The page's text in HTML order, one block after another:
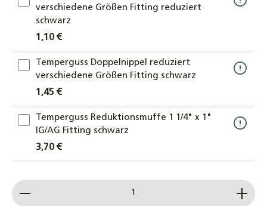
verschiedene Größen Fitting reduziert
schwarz
1,10 €
Temperguss Doppelnippel reduziert
verschiedene Größen Fitting schwarz
1,45 €
Temperguss Reduktionsmuffe 1 1/4" x 1"
IG/AG Fitting schwarz
3,70 €
Produkt Anzahl: Gib den gewünschten Wert ein